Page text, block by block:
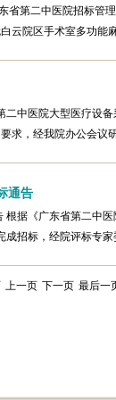
第二中医院招标管
云院区手术室多功
中医院大型医疗设
求，经我院办公会
通告
据《广东省第二中
成招标，经院评标专
上一页 下一页 最后一